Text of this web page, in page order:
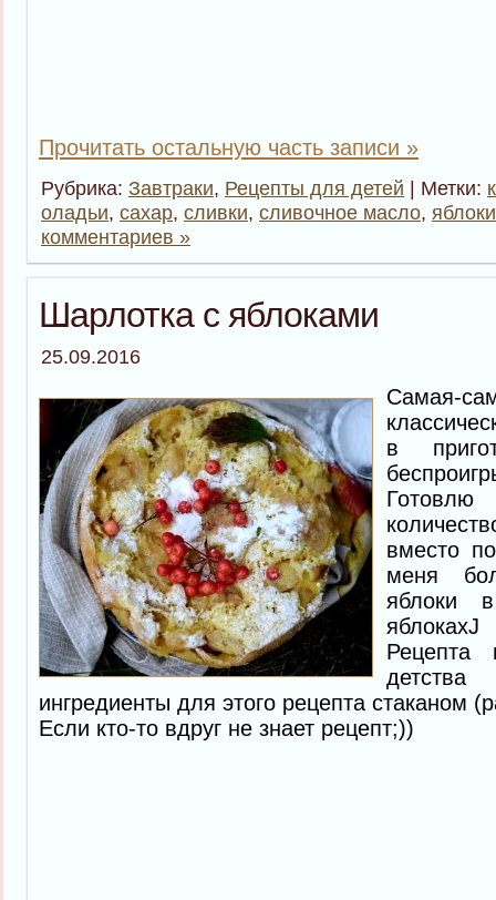
Прочитать остальную часть записи »
Рубрика: Завтраки, Рецепты для детей | Метки:
оладьи, сахар, сливки, сливочное масло, яблоки
комментариев »
Шарлотка с яблоками
25.09.2016
в
вместо
меня
яблоки
яблокахJ
детства
ингредиенты для этого рецепта стаканом
Если кто-то вдруг не знает рецепт;))